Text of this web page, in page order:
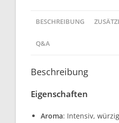
BESCHREIBUNG
Q&A
Beschreibung
Eigenschaften
Aroma: Intensiv,